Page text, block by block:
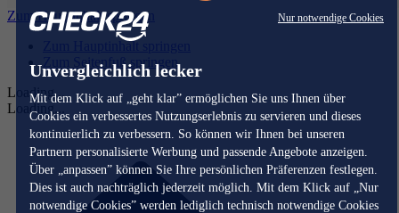
Nur notwendige Cookies
Unvergleichlich lecker
Mit dem Klick auf „geht klar” ermöglichen Sie uns Ihnen über
Cookies ein verbessertes Nutzungserlebnis zu servieren und dieses
kontinuierlich zu verbessern. So können wir Ihnen bei unseren
Partnern personalisierte Werbung und passende Angebote anzeigen.
Über „anpassen” können Sie Ihre persönlichen Präferenzen festlegen.
Dies ist auch nachträglich jederzeit möglich. Mit dem Klick auf „Nur
notwendige Cookies” werden lediglich technisch notwendige Cookies
Zum Hauptinhalt springen
Zum Hauptinhalt springen
Zum Seitenfuß springen
Loading...
Loading...